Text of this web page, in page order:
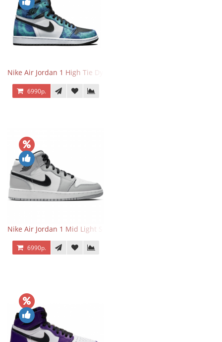
Nike Air Jordan 1 High Tie Dye
6990р.
Nike Air Jordan 1 Mid Light Smoke Grey
6990р.